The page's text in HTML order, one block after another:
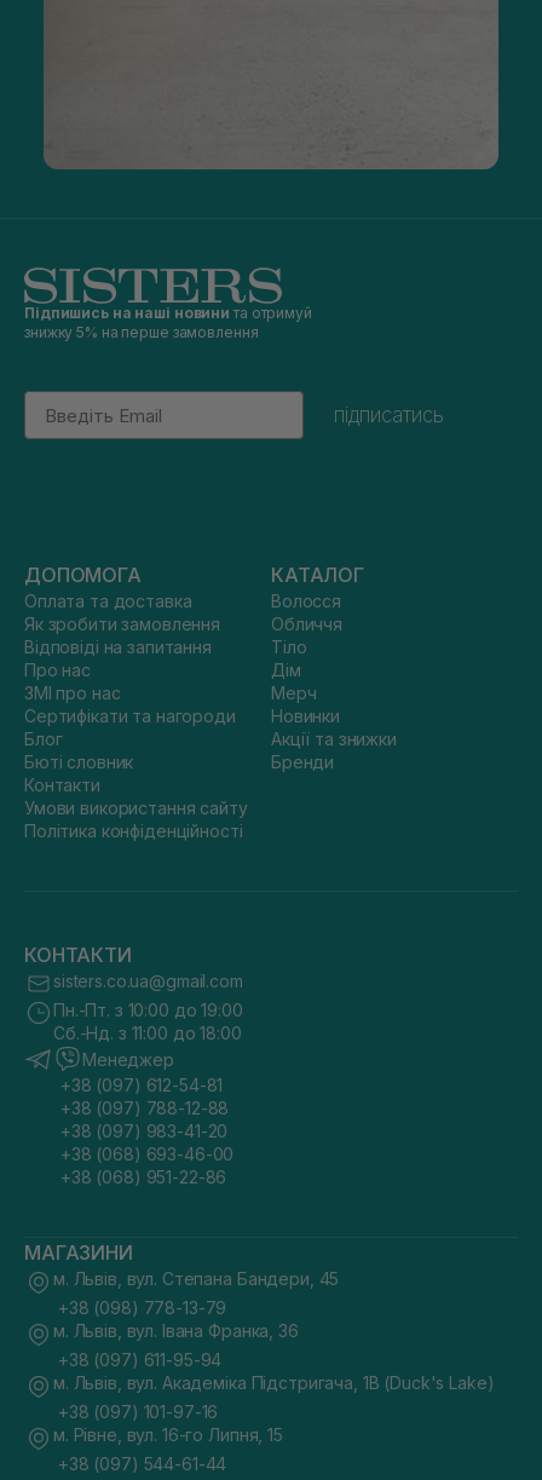
Підпишись на наші новини та отримуй
знижку 5% на перше замовлення
Email
підписатись
ДОПОМОГА
Оплата та доставка
Як зробити замовлення
Відповіді на запитання
Про нас
ЗМІ про нас
Сертифікати та нагороди
Блог
Бюті словник
Контакти
Умови використання сайту
Політика конфіденційності
КАТАЛОГ
Волосся
Обличчя
Тіло
Дім
Мерч
Новинки
Акції та знижки
Бренди
КОНТАКТИ
sisters.co.ua@gmail.com
Пн.-Пт. з 10:00 до 19:00
Сб.-Нд. з 11:00 до 18:00
Менеджер
+38 (097) 612-54-81
+38 (097) 788-12-88
+38 (097) 983-41-20
+38 (068) 693-46-00
+38 (068) 951-22-86
МАГАЗИНИ
м. Львів, вул. Степана Бандери, 45
+38 (098) 778-13-79
м. Львів, вул. Івана Франка, 36
+38 (097) 611-95-94
м. Львів, вул. Академіка Підстригача, 1В (Duck's Lake)
+38 (097) 101-97-16
м. Рівне, вул. 16-го Липня, 15
+38 (097) 544-61-44